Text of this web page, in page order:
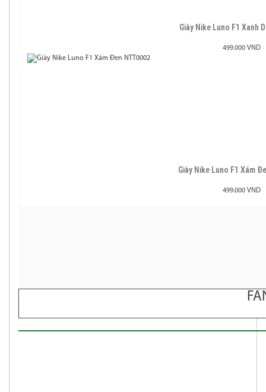
Giày Nike Luno F1 Xanh
499.000 VND
Giày Nike Luno F1 Xám
499.000 VND